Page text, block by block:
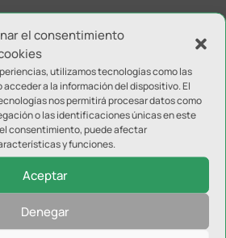
el consentimiento
utilizamos tecnologías como las
a la información del dispositivo. El
nos permitirá procesar datos como
o las identificaciones únicas en este
consentimiento, puede afectar
y funciones.
Aceptar
Denegar
no será publicada.
marcados con*